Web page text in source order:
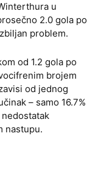
u
2.0 gola po
problem.
od 1.2 gola po
brojem
od jednog
– samo 16.7%
nastupu.